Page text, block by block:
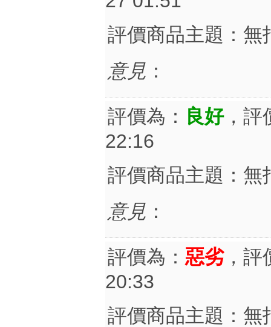
評價商品主題：無
意見 ：
評價為： 良好，評
22:16
評價商品主題：無
意見 ：
評價為： 惡劣，評
20:33
評價商品主題：無